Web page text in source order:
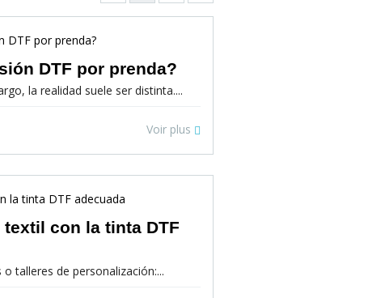
DTF por prenda?
la realidad suele ser distinta....
Voir plus
con la tinta DTF
talleres de personalización:...